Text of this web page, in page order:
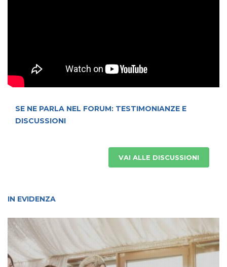
SE NE PARLA NEL FORUM: TESTIMONIANZE E
DISCUSSIONI
VAI ALLE DISCUSSIONI
IN EVIDENZA